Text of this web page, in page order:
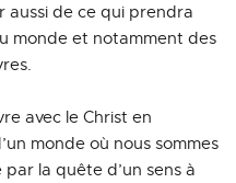
de ce qui prendra
monde et notamment des
avec le Christ en
monde où nous sommes
la quête d’un sens à